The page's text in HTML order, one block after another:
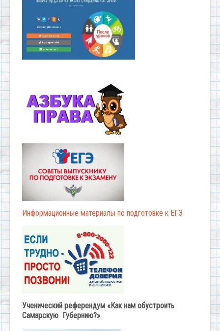
Информационные материалы по подготовке к ЕГЭ
Ученический референдум «Как нам обустроить
Самарскую Губернию?»